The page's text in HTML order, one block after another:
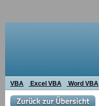
VBA Excel VBA Word VBA